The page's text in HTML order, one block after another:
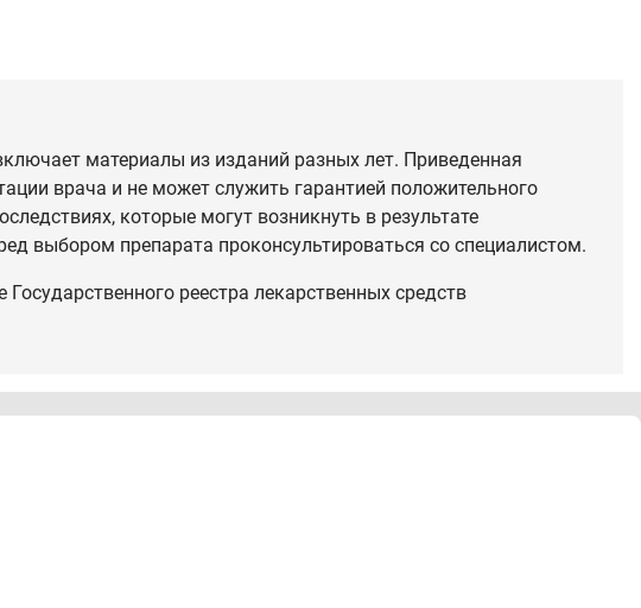
материалы из изданий разных лет. Приведенная
врача и не может служить гарантией положительного
которые могут возникнуть в результате
выбором препарата проконсультироваться со специалистом.
реестра лекарственных средств